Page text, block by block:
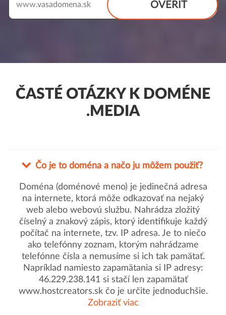
OVERIŤ
www.
ČASTÉ OTÁZKY K DOMÉNE
.MEDIA
Čo je to doména a načo ju môžem použiť?
Doména (doménové meno) je jedinečná adresa
na internete, ktorá môže odkazovať na nejaký
web alebo webovú službu. Nahrádza zložitý
číselný a znakový zápis, ktorý identifikuje každý
počítač na internete, tzv. IP adresa. Je to niečo
ako telefónny zoznam, ktorým nahrádzame
telefónne čísla a nemusíme si ich tak pamätať.
Napríklad namiesto zapamätania si IP adresy:
46.229.238.141 si stačí len zapamätať
www.hostcreators.sk čo je určite jednoduchšie.
Zobraziť viac